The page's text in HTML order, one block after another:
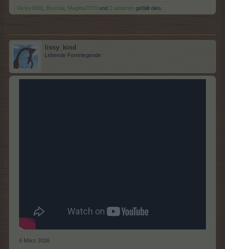
Ricky1966 Breckie Magitta7070 und 2 anderen gefällt dies.
lissy_kind
Lebende Forenlegende
6 März 2026